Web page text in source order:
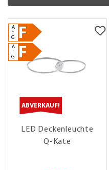
A
↑
G
F
A
↑
G
F
ABVERKAUF!
LED Deckenleuchte
Q-Kate